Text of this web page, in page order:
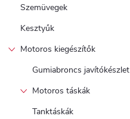
Szemüvegek
Kesztyűk
Motoros kiegészítők
Gumiabroncs javítókészlet
Motoros táskák
Tanktáskák